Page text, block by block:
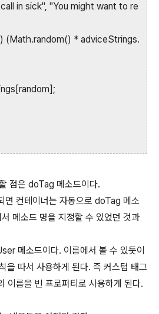
in sick", "You might want to re
* adviceStrings.
점은 doTag 메소드이다.
면 컨테이너는 자동으로 doTag 메소
메소드 명을 지정할 수 있었던 것과
메소드이다. 이름에서 볼 수 있듯이
을 따서 사용하게 된다. 즉 커스텀 태그
름을 빈 프로퍼티로 사용하게 된다.